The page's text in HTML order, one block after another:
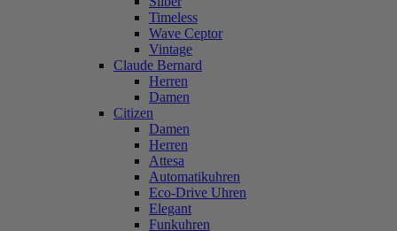
Timeless
Wave Ceptor
Vintage
Claude Bernard
Herren
Damen
Citizen
Damen
Herren
Attesa
Automatikuhren
Eco-Drive Uhren
Elegant
Funkuhren